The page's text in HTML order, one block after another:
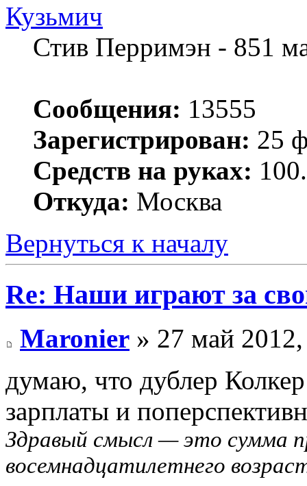
Кузьмич
Стив Перримэн - 851
Сообщения: 13555
Зарегистрирован: 25
Средств на руках:
Откуда: Москва
Вернуться к началу
Re: Наши играют за
Maronier » 27 май
думаю, что дублер
зарплаты и
Здравый смысл — это сумма
восемнадцатилетнего